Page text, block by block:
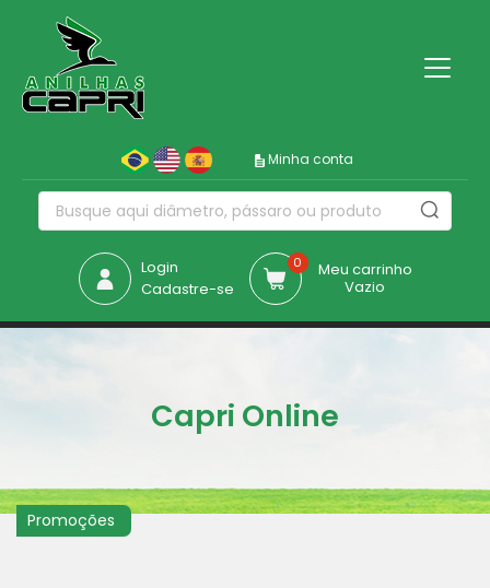
Minha conta
Login
Cadastre-se
0
Meu carrinho
Vazio
Capri Online
Promoções